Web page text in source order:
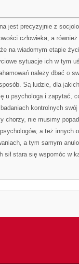
jest precyzyjnie z
człowieka, a
na wiadomym etapie
sytuacje ich w tym
należy dbać o
Są ludzie, dla
u psychologa i zapytać,
kontrolnych
chorzy, nie musimy
a też innych
a tym samym
sił stara się wspomóc w